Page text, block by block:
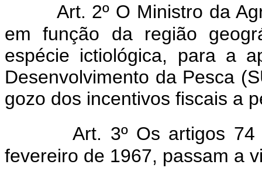
Art. 2º O Ministro da
em função da região
espécie ictiológica, para a
Desenvolvimento da Pesca
gozo dos incentivos fiscais a
Art. 3º Os artigos
fevereiro de 1967, passam a